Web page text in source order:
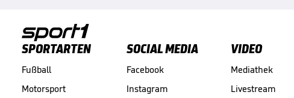
SPORTARTEN
Fußball
Motorsport
SOCIAL MEDIA
Facebook
Instagram
VIDEO
Mediathek
Livestream